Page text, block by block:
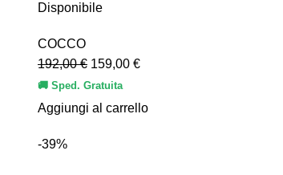
Disponibile
COCCO
192,00€ 159,00 €
🚚 Sped. Gratuita
Aggiungi al carrello
-39%